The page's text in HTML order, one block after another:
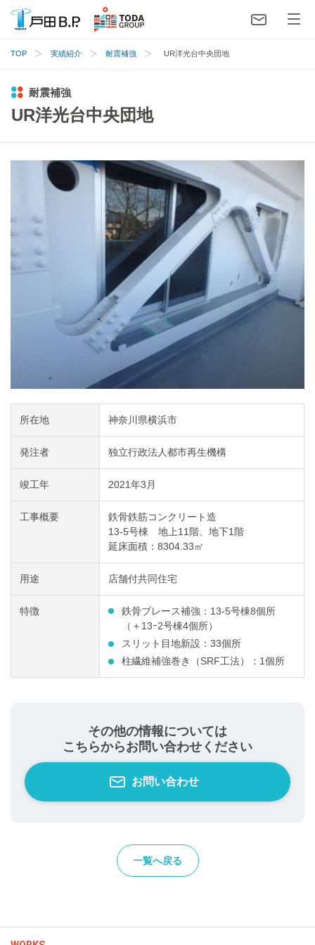
TOP 実績紹介 耐震補強 UR洋光台中央団地
耐震補強
UR洋光台中央団地
所在地 神奈川県横浜市
発注者 独立行政法人都市再生機構
竣工年 2021年3月
工事概要
鉄骨鉄筋コンクリート造
13-5号棟 地上11階、地下1階
延床面積：8304.33㎡
用途 店舗付共同住宅
特徴
鉄骨ブレース補強：13-5号棟8個所
（＋13ｰ2号棟4個所）
スリット目地新設：33個所
柱繊維補強巻き（SRF工法）：1個所
その他の情報については
こちらからお問い合わせください
お問い合わせ
一覧へ戻る